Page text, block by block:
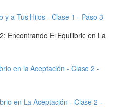
y a Tus Hijos - Clase 1 - Paso 3
Encontrando El Equilibrio en La
en la Aceptación - Clase 2 -
en La Aceptación - Clase 2 -